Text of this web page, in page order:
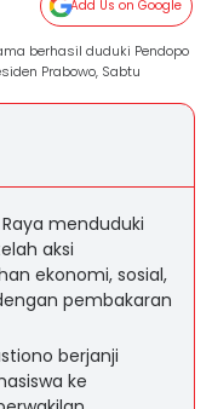
Add Us on Google
berhasil duduki Pendopo
Prabowo, Sabtu
menduduki
aksi
ekonomi, sosial,
pembakaran
berjanji
ke